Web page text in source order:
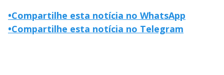
•Compartilhe esta notícia no WhatsApp
•Compartilhe esta notícia no Telegram